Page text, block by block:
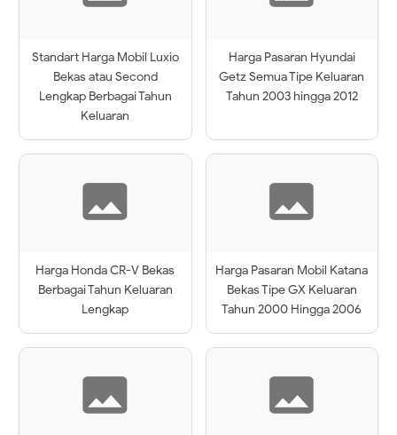
Standart Harga Mobil Luxio
Bekas atau Second
Lengkap Berbagai Tahun
Keluaran
Harga Pasaran Hyundai
Getz Semua Tipe Keluaran
Tahun 2003 hingga 2012
Harga Honda CR-V Bekas
Berbagai Tahun Keluaran
Lengkap
Harga Pasaran Mobil Katana
Bekas Tipe GX Keluaran
Tahun 2000 Hingga 2006